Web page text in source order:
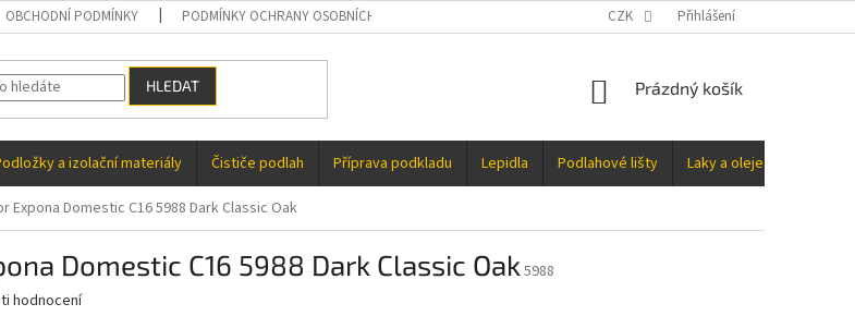
OBCHODNÍ PODMÍNKY PODMÍNKY OCHRANY OSOBNÍCH ÚDAJŮ CZK Přihlášení
HLEDAT
NÁKUPNÍ
Prázdný košík
a izolační materiály Čističe podlah Příprava podkladu Lepidla Podlahové lišty Laky a oleje
Expona Domestic C16 5988 Dark Classic Oak
Domestic C16 5988 Dark Classic Oak 5988
hodnocení